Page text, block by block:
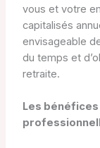
vous et votre
capitalisés
envisageable
du temps et
retraite.
Les bénéfices